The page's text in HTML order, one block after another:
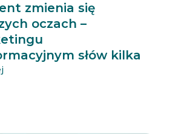
zmienia się
oczach –
słów kilka